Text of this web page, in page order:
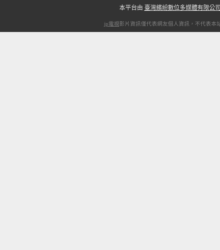
本平台由 臺灣繽紛數位多媒體有限公
ip電視影片資訊僅代表網友個人資訊，不代表本